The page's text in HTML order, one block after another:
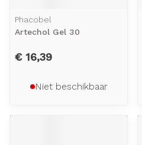
Phacobel
Artechol Gel 30
€ 16,39
Niet beschikbaar